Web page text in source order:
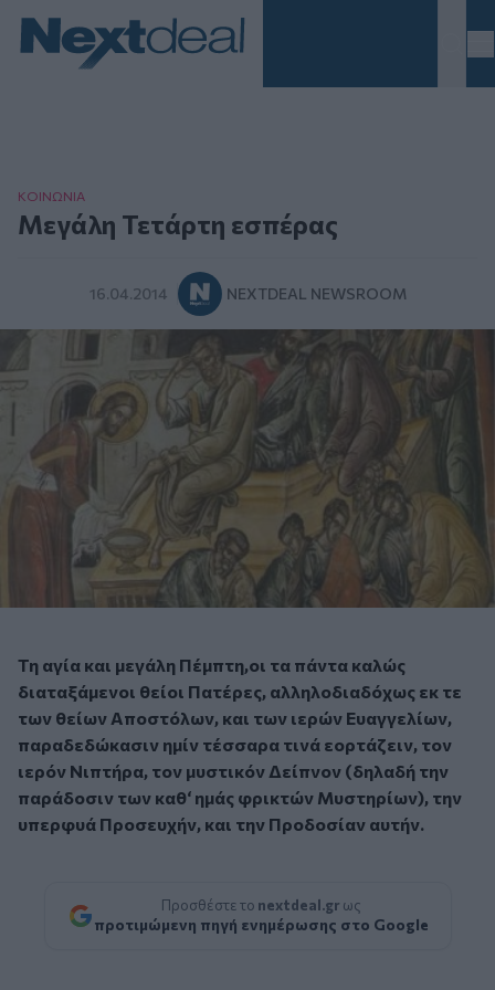
ΚΟΙΝΩΝΙΑ
Μεγάλη Τετάρτη εσπέρας
16.04.2014 NEXTDEAL NEWSROOM
Τη αγία και μεγάλη Πέμπτη,οι τα πάντα καλώς
διαταξάμενοι θείοι Πατέρες, αλληλοδιαδόχως εκ τε
των θείων Αποστόλων, και των ιερών Ευαγγελίων,
παραδεδώκασιν ημίν τέσσαρα τινά εορτάζειν, τον
ιερόν Νιπτήρα, τον μυστικόν Δείπνον (δηλαδή την
παράδοσιν των καθ‘ ημάς φρικτών Μυστηρίων), την
υπερφυά Προσευχήν, και την Προδοσίαν αυτήν.
Προσθέστε το nextdeal.gr ως
προτιμώμενη πηγή ενημέρωσης στο Google